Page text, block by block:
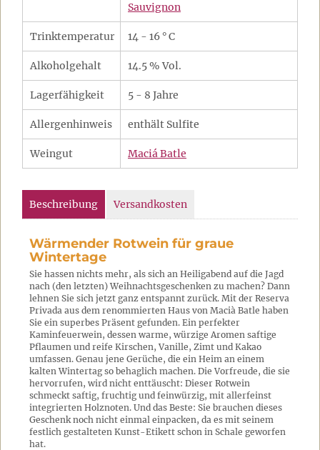
Sauvignon
Trinktemperatur 14 - 16 ° C
Alkoholgehalt 14.5 % Vol.
Lagerfähigkeit 5 - 8 Jahre
Allergenhinweis enthält Sulfite
Weingut Maciá Batle
Beschreibung Versandkosten
Wärmender Rotwein für graue
Wintertage
Sie hassen nichts mehr, als sich an Heiligabend auf die Jagd
nach (den letzten) Weihnachtsgeschenken zu machen? Dann
lehnen Sie sich jetzt ganz entspannt zurück. Mit der Reserva
Privada aus dem renommierten Haus von Macià Batle haben
Sie ein superbes Präsent gefunden. Ein perfekter
Kaminfeuerwein, dessen warme, würzige Aromen saftige
Pflaumen und reife Kirschen, Vanille, Zimt und Kakao
umfassen. Genau jene Gerüche, die ein Heim an einem
kalten Wintertag so behaglich machen. Die Vorfreude, die sie
hervorrufen, wird nicht enttäuscht: Dieser Rotwein
schmeckt saftig, fruchtig und feinwürzig, mit allerfeinst
integrierten Holznoten. Und das Beste: Sie brauchen dieses
Geschenk noch nicht einmal einpacken, da es mit seinem
festlich gestalteten Kunst-Etikett schon in Schale geworfen
hat.